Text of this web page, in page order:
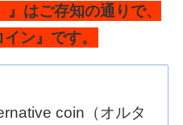
』はご存知の通りで、
ン』です。
coin（オルタ